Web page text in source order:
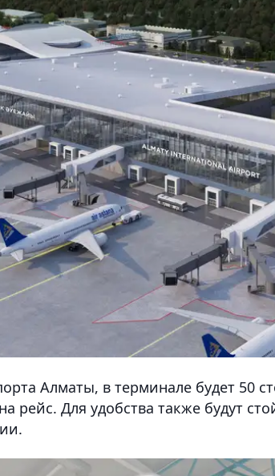
Алматы, в терминале будет 50
рейс. Для удобства также будут